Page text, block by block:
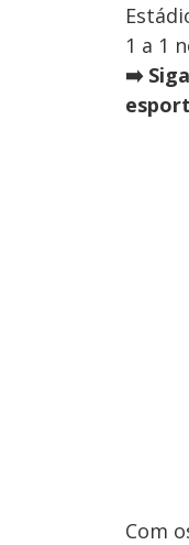
1 a 1
➡️
Com